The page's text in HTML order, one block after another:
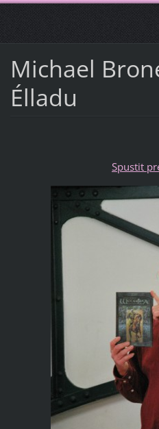
Michael
Élladu
Spustit